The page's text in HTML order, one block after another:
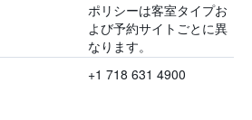
ポリシーは客室タイプお
よび予約サイトごとに異
なります。
+1 718 631 4900